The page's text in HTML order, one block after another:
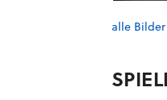
alle Bilder